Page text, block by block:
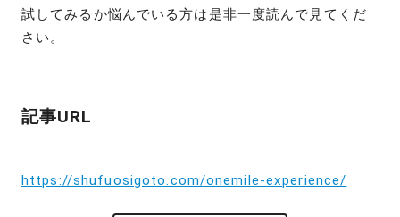
試してみるか悩んでいる方は是非一度読んで見てくだ
さい。
記事URL
https://shufuosigoto.com/onemile-experience/